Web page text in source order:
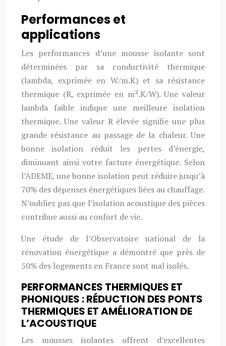
Performances et
applications
Les performances d’une mousse isolante sont
déterminées par sa conductivité thermique
(lambda, exprimée en W/m.K) et sa résistance
thermique (R, exprimée en m².K/W). Une valeur
lambda faible indique une meilleure isolation
thermique. Une valeur R élevée signifie une plus
grande résistance au passage de la chaleur. Une
bonne isolation réduit les pertes d’énergie,
diminuant ainsi votre facture énergétique. Selon
l’ADEME, une bonne isolation peut réduire jusqu’à
70% des dépenses énergétiques liées au chauffage.
N’oubliez pas que l’isolation acoustique des pièces
contribue aussi au confort de vie.
Une étude de l’Observatoire national de la
rénovation énergétique a démontré que près de
50% des logements en France sont mal isolés.
PERFORMANCES THERMIQUES ET
PHONIQUES : RÉDUCTION DES PONTS
THERMIQUES ET AMÉLIORATION DE
L’ACOUSTIQUE
Les mousses isolantes offrent d’excellentes